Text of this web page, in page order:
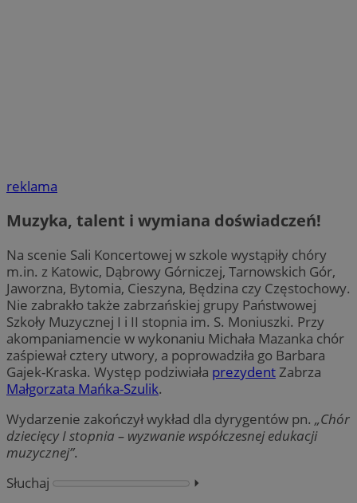
reklama
Muzyka, talent i wymiana doświadczeń!
Na scenie Sali Koncertowej w szkole wystąpiły chóry
m.in. z Katowic, Dąbrowy Górniczej, Tarnowskich Gór,
Jaworzna, Bytomia, Cieszyna, Będzina czy Częstochowy.
Nie zabrakło także zabrzańskiej grupy Państwowej
Szkoły Muzycznej I i II stopnia im. S. Moniuszki. Przy
akompaniamencie w wykonaniu Michała Mazanka chór
zaśpiewał cztery utwory, a poprowadziła go Barbara
Gajek-Kraska. Występ podziwiała prezydentZabrza
Małgorzata Mańka-Szulik.
Wydarzenie zakończył wykład dla dyrygentów pn. „Chór
dziecięcy I stopnia – wyzwanie współczesnej edukacji
muzycznej”.
Słuchaj
⏵︎